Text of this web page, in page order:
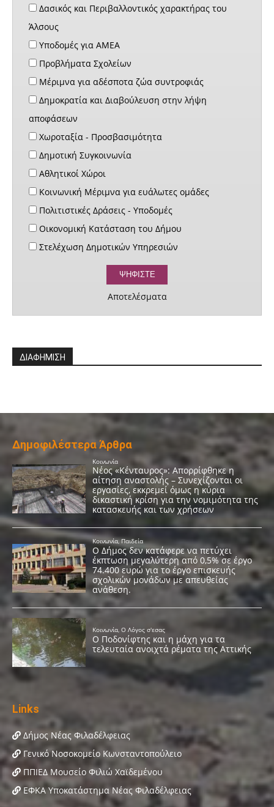
Δασικός και Περιβαλλοντικός χαρακτήρας του
Άλσους
Υποδομές για ΑΜΕΑ
Προβλήματα Σχολείων
Μέριμνα για αδέσποτα ζώα συντροφιάς
Δημοκρατία και Διαβούλευση στην λήψη
αποφάσεων
Χωροταξία - Προσβασιμότητα
Δημοτική Συγκοινωνία
Αθλητικοί Χώροι
Κοινωνική Μέριμνα για ευάλωτες ομάδες
Πολιτιστικές Δράσεις - Υποδομές
Οικονομική Κατάσταση του Δήμου
Στελέχωση Δημοτικών Υπηρεσιών
Αποτελέσματα
ΔΙΑΦΗΜΙΣΗ
Δημοφιλέστερα Άρθρα
Links
Δήμος Νέας Φιλαδέλφειας
Γενικό Νοσοκομείο Κωνσταντοπούλειο
ΠΠΙΕΔ Μουσείο Φιλιώ Χαϊδεμένου
ΕΦΚΑ Υποκατάστημα Νέας Φιλαδέλφειας